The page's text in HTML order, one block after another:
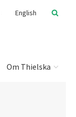
English
Om Thielska